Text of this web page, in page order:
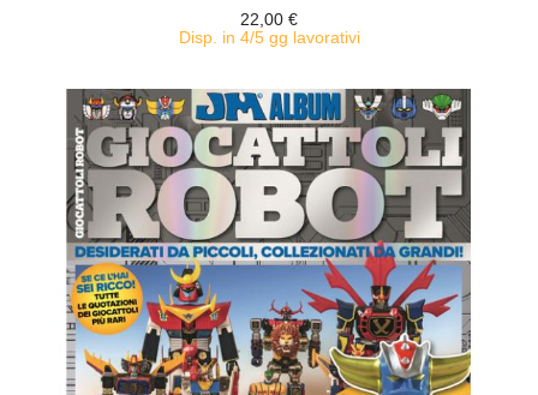
22,00 €
Disp. in 4/5 gg lavorativi